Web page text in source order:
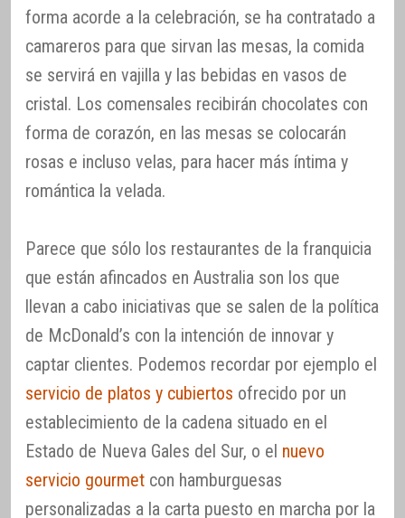
forma acorde a la celebración, se ha contratado a
camareros para que sirvan las mesas, la comida
se servirá en vajilla y las bebidas en vasos de
cristal. Los comensales recibirán chocolates con
forma de corazón, en las mesas se colocarán
rosas e incluso velas, para hacer más íntima y
romántica la velada.
Parece que sólo los restaurantes de la franquicia
que están afincados en Australia son los que
llevan a cabo iniciativas que se salen de la política
de McDonald’s con la intención de innovar y
captar clientes. Podemos recordar por ejemplo el
servicio de platos y cubiertos ofrecido por un
establecimiento de la cadena situado en el
Estado de Nueva Gales del Sur, o el nuevo
servicio gourmet con hamburguesas
personalizadas a la carta puesto en marcha por la